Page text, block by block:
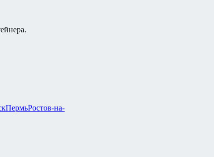
ПермьРостов-на-